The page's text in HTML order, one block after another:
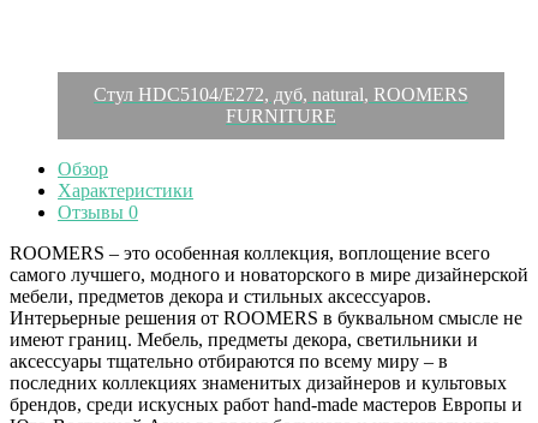
Стул HDC5104/E272, дуб, natural, ROOMERS
FURNITURE
Обзор
Характеристики
Отзывы 0
ROOMERS – это особенная коллекция, воплощение всего
самого лучшего, модного и новаторского в мире дизайнерской
мебели, предметов декора и стильных аксессуаров.
Интерьерные решения от ROOMERS в буквальном смысле не
имеют границ. Мебель, предметы декора, светильники и
аксессуары тщательно отбираются по всему миру – в
последних коллекциях знаменитых дизайнеров и культовых
брендов, среди искусных работ hand-made мастеров Европы и